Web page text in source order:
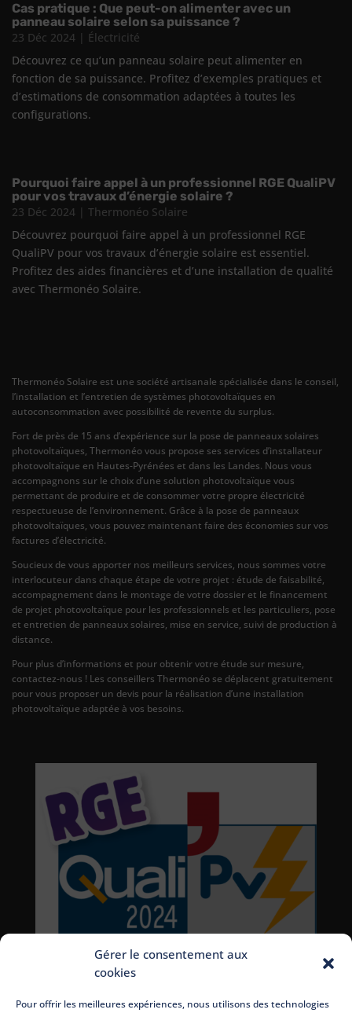
Gérer le consentement aux
cookies
Pour offrir les meilleures expériences, nous utilisons des technologies
Cas pratique : Que peut-on alimenter avec un
panneau solaire selon sa puissance ?
23 Déc 2024 | Électricité
Découvrez ce qu’un panneau solaire peut alimenter en
fonction de sa puissance. Profitez d’exemples pratiques et
d’estimations de consommation adaptées à toutes les
configurations.
Pourquoi faire appel à un professionnel RGE QualiPV
pour vos travaux d’énergie solaire ?
23 Déc 2024 | Thermonéo Solaire
Découvrez pourquoi faire appel à un professionnel RGE
QualiPV pour vos travaux d’énergie solaire est essentiel.
Profitez des aides financières et d’une installation de qualité
avec Thermonéo Solaire.
Thermonéo Solaire est une société artisanale spécialisée dans le conseil,
l’installation et l’entretien de systèmes photovoltaïques en
autoconsommation avec possibilité de revente du surplus.
Fort de près de 15 ans d’expérience sur la pose de panneaux solaires
photovoltaïques, Thermonéo vous propose ses services d’installateur
photovoltaïque en Hautes-Pyrénées et dans les Landes. Nous vous
accompagnons sur le choix d’une solution photovoltaïque vous
permettant de produire et de consommer votre propre électricité
respectueuse de l’environnement. Grâce à la pose de panneaux
photovoltaïques, vous pouvez maintenant faire des économies sur vos
factures d’électricité.
Soucieux de vous apporter nos meilleurs services, nous sommes votre
interlocuteur dans chaque étape de votre projet : étude de faisabilité,
accompagnement dans le montage de votre dossier et le financement
de projet photovoltaïque pour les professionnels et les particuliers, pose
et entretien de panneaux solaires, mise en service, suivi de production à
distance.
Pour plus d’informations et pour obtenir votre étude sur mesure,
contactez-nous ! Les conseillers Thermonéo se déplacent gratuitement
pour vous proposer un devis pour la réalisation d’une installation
photovoltaïque adaptée à vos besoins.